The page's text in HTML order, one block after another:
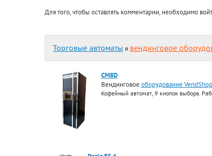
Для того, чтобы оставлять комментарии, необходимо
Торговые автоматы и вендинговое
CM8D
Вендинговое оборудование VendShop
Кофейный автомат, 9 кнопок выбора.